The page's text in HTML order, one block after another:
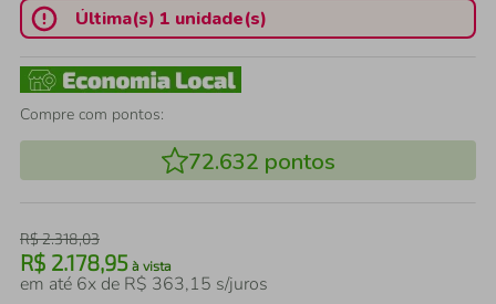
Última(s) 1 unidade(s)
Compre com pontos:
72.632 pontos
R$2.318,03
R$ 2.178,95 à vista
em até 6x de R$ 363,15 s/juros